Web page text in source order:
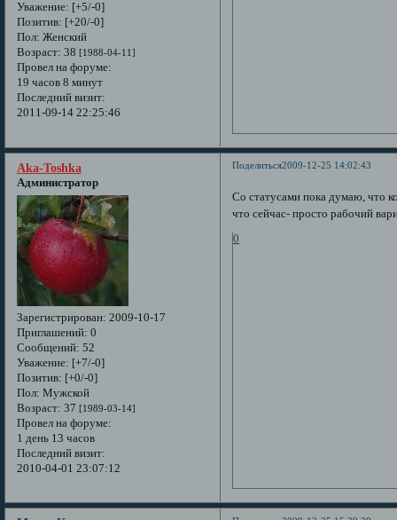
Уважение: [+5/-0]
Позитив: [+20/-0]
Пол: Женский
Возраст: 38 [1988-04-11]
Провел на форуме:
19 часов 8 минут
Последний визит:
2011-09-14 22:25:46
Поделиться2009-12-25 14:02:43
Aka-Toshka
Администратор
Зарегистрирован: 2009-10-17
Приглашений: 0
Сообщений: 52
Уважение: [+7/-0]
Позитив: [+0/-0]
Пол: Мужской
Возраст: 37 [1989-03-14]
Провел на форуме:
1 день 13 часов
Последний визит:
2010-04-01 23:07:12
Со статусами пока думаю, что
что сейчас- просто рабочий
0